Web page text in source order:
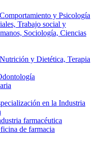
y Psicología
Trabajo social y
Sociología, Ciencias
y Dietética, Terapia
en la Industria
farmacéutica
de farmacia